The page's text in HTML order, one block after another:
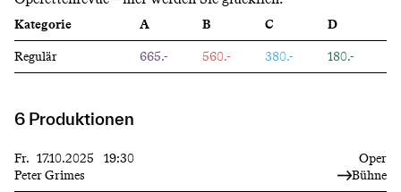
ü
Kategorie A B C
D
Regulär
665.- 560.- 380.- 180.-
6 Produktionen
Oper
Fr. 17.10.2025 19:30
Peter Grimes
Bühne